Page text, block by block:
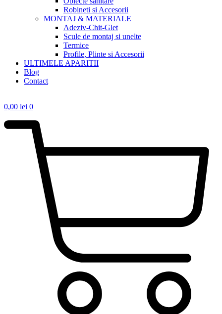
Robineti si Accesorii
MONTAJ & MATERIALE
Adeziv-Chit-Glet
Scule de montaj si unelte
Termice
Profile, Plinte si Accesorii
ULTIMELE APARITII
Blog
Contact
0,00 lei 0